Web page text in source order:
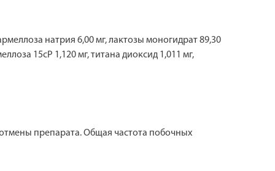
натрия 6,00 мг, лактозы моногидрат 89,30
15сР 1,120 мг, титана диоксид 1,011 мг,
препарата. Общая частота побочных